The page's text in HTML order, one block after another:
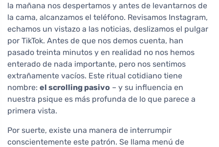
la mañana nos despertamos y antes de levantarnos de
la cama, alcanzamos el teléfono. Revisamos Instagram,
echamos un vistazo a las noticias, deslizamos el pulgar
por TikTok. Antes de que nos demos cuenta, han
pasado treinta minutos y en realidad no nos hemos
enterado de nada importante, pero nos sentimos
extrañamente vacíos. Este ritual cotidiano tiene
nombre: el scrolling pasivo – y su influencia en
nuestra psique es más profunda de lo que parece a
primera vista.
Por suerte, existe una manera de interrumpir
conscientemente este patrón. Se llama menú de